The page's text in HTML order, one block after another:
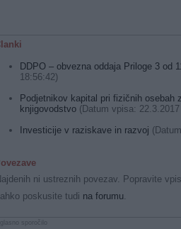
DDPO – obvezna oddaja Priloge 3 od
18:56:42)
Podjetnikov kapital pri fizičnih osebah
knjigovodstvo (Datum vpisa:
Investicije v raziskave in razvoj
ni ustreznih povezav. Popravite
poskusite tudi na forumu
sporočilo